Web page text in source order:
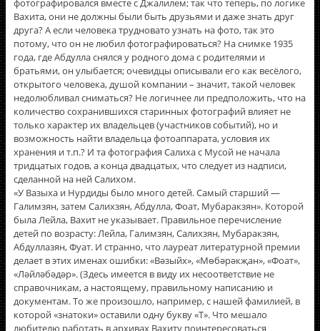
фотографировался вместе с Джалилем; так что теперь, по логике
Вахита, они не должны были быть друзьями и даже знать друг
друга? А если человека трудновато узнать на фото, так это
потому, что он не любил фотографироваться? На снимке 1935
года, где Абдулла снялся у родного дома с родителями и
братьями, он улыбается; очевидцы описывали его как весёлого,
открытого человека, душой компании – значит, такой человек
недолюбливал сниматься? Не логичнее ли предположить, что на
количество сохранившихся старинных фотографий влияет не
только характер их владельцев (участников событий), но и
возможность найти владельца фотоаппарата, условия их
хранения и т.п.? И та фотография Салиха с Мусой не начала
тридцатых годов, а конца двадцатых, что следует из надписи,
сделанной на ней Салихом.
«У Вазыха и Нурдиды было много детей. Самый старший —
Галимзян, затем Салихзян, Абдулла, Фоат, Мубаракзян». Которой
была Лейла, Вахит не указывает. Правильное перечисление
детей по возрасту: Лейла, Галимзян, Салихзян, Мубаракзян,
Абдуллазян, Фуат. И странно, что лауреат литературной премии
делает в этих именах ошибки: «Вәзыйх», «Мөбәрәкҗан», «Фоат»,
«Ләйләбәдәр». (Здесь имеется в виду их несоответствие не
справочникам, а настоящему, правильному написанию и
документам. То же произошло, например, с нашей фамилией, в
которой «знатоки» оставили одну букву «Т». Что мешало
любителю работать в архивах Вахиту поинтересоваться